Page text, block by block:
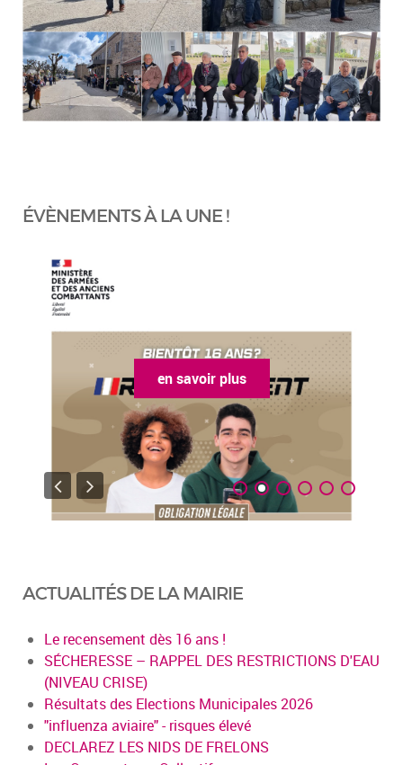
ÉVÈNEMENTS À LA UNE !
en savoir plus
ACTUALITÉS DE LA MAIRIE
Le recensement dès 16 ans !
SÉCHERESSE – RAPPEL DES RESTRICTIONS D'EAU
(NIVEAU CRISE)
Résultats des Elections Municipales 2026
"influenza aviaire" - risques élevé
DECLAREZ LES NIDS DE FRELONS